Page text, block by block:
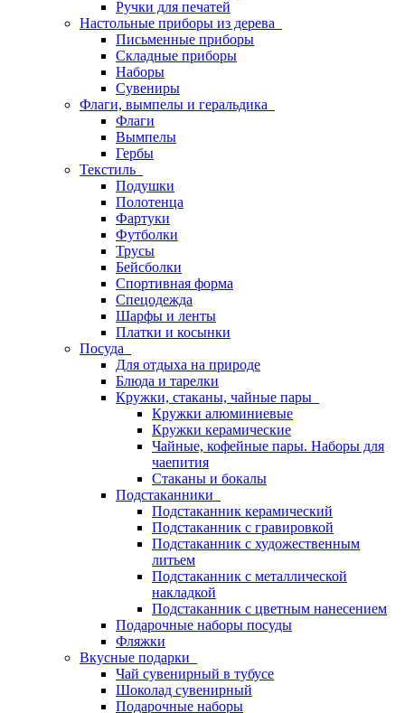
Ручки для печатей
Настольные приборы из дерева
Письменные приборы
Складные приборы
Наборы
Сувениры
Флаги, вымпелы и геральдика
Флаги
Вымпелы
Гербы
Текстиль
Подушки
Полотенца
Фартуки
Футболки
Трусы
Бейсболки
Спортивная форма
Спецодежда
Шарфы и ленты
Платки и косынки
Посуда
Для отдыха на природе
Блюда и тарелки
Кружки, стаканы, чайные пары
Кружки алюминиевые
Кружки керамические
Чайные, кофейные пары. Наборы для
чаепития
Стаканы и бокалы
Подстаканники
Подстаканник керамический
Подстаканник c гравировкой
Подстаканник с художественным
литьем
Подстаканник с металлической
накладкой
Подстаканник с цветным нанесением
Подарочные наборы посуды
Фляжки
Вкусные подарки
Чай сувенирный в тубусе
Шоколад сувенирный
Подарочные наборы